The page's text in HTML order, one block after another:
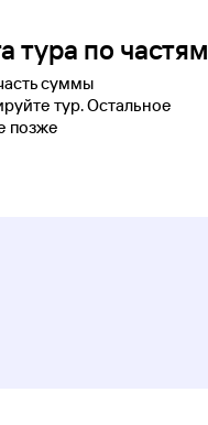
тура по частям
суммы
тур. Остальное
позже